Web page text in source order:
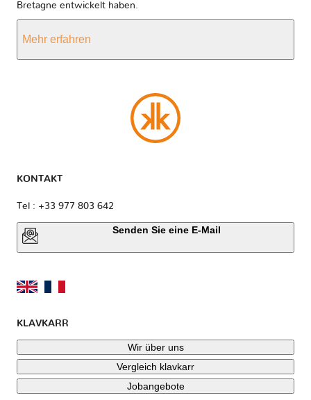
Bretagne entwickelt haben.
Mehr erfahren
KONTAKT
Tel : +33 977 803 642
Senden Sie eine E-Mail
KLAVKARR
Wir über uns
Vergleich klavkarr
Jobangebote